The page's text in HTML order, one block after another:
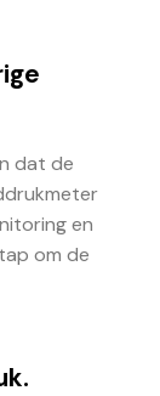
dat de
en
om de